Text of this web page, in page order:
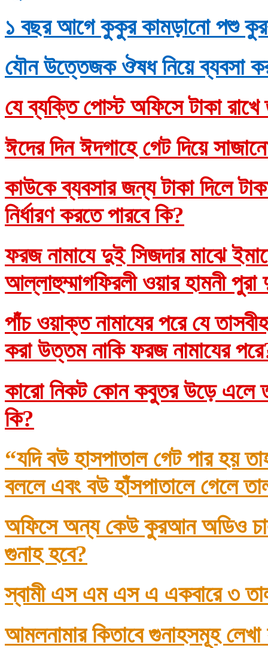
১ বছর আগে কুকুর কামড়ানো পশু
যৌন উত্তেজক ঔষধ নিয়ে ব্যবসা
যে ব্যক্তি পোস্ট অফিসে টাকা রাখে
ঈদের দিন ঈদগাহে গেট দিয়ে
কাউকে ব্যবসার জন্য টাকা দিলে
নির্ধারণ করতে পারবে কি?
ফরজ নামাযে দুই সিজদার মাঝে
আল্লাহুম্মাগফিরলী ওয়ার হামনী
পাঁচ ওয়াক্ত নামাযের পরে যে
করা উত্তম নাকি ফরজ নামাযের
কারো নিকট কোন কবুতর উড়ে এলে
কি?
“যদি বউ হাসপাতাল গেট পার হয়
বললে এবং বউ হাঁসপাতালে গেলে
অফিসে অন্য কেউ কুরআন অডিও
গুনাহ হবে?
স্বামী এস এম এস এ একবারে ৩
আমলনামার কিতাবে গুনাহসমূহ